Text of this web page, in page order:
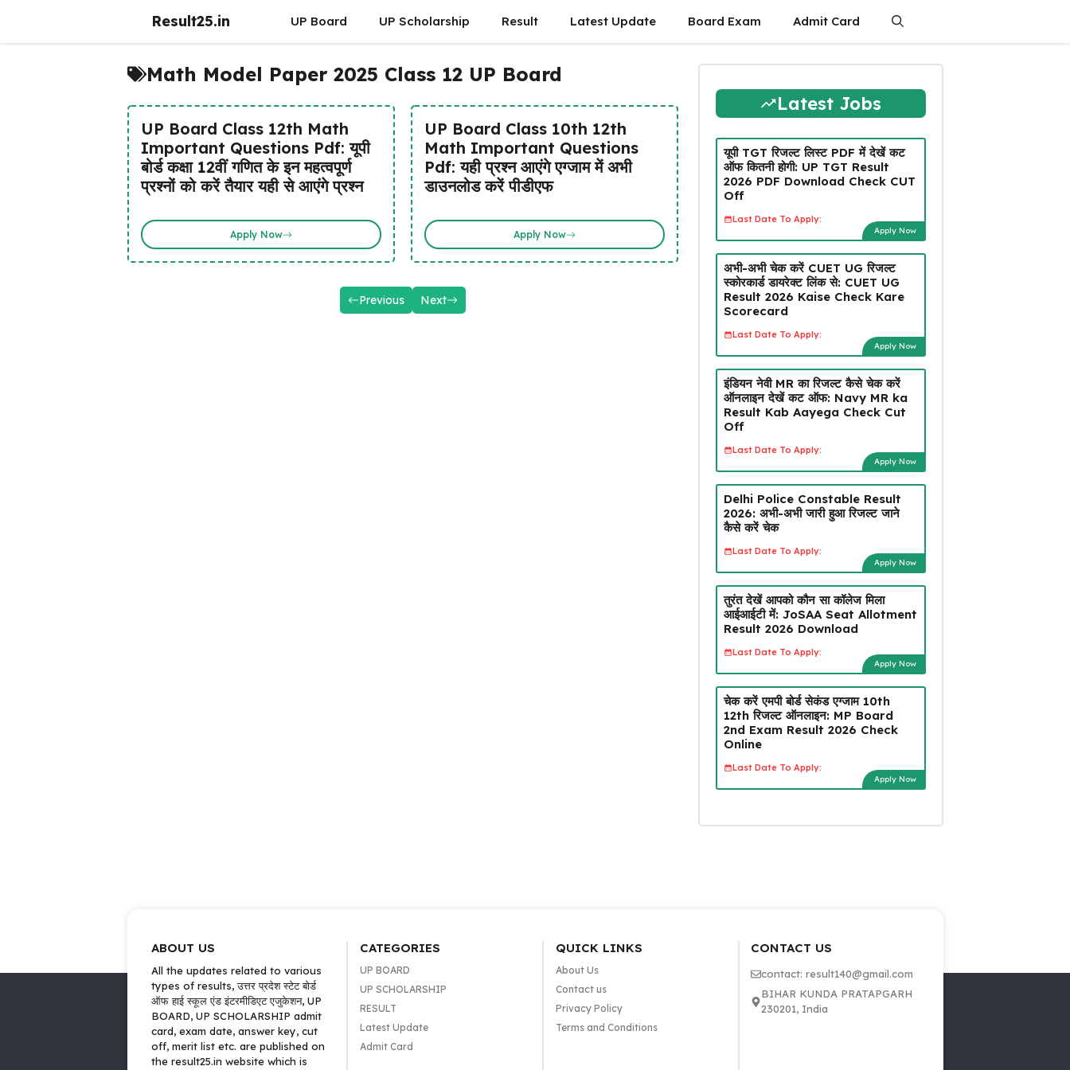
Result25.in UP Board UP Scholarship Result Latest Update Board Exam Admit Card
Math Model Paper 2025 Class 12 UP Board
UP Board Class 12th Math
Important Questions Pdf: यूपी
बोर्ड कक्षा 12वीं गणित के इन महत्वपूर्ण
प्रश्नों को करें तैयार यही से आएंगे प्रश्न
Apply Now
UP Board Class 10th 12th
Math Important Questions
Pdf: यही प्रश्न आएंगे एग्जाम में अभी
डाउनलोड करें पीडीएफ
Apply Now
Previous Next
Latest Jobs
यूपी TGT रिजल्ट लिस्ट PDF में देखें कट
ऑफ कितनी होगी: UP TGT Result
2026 PDF Download Check CUT
Off
Last Date To Apply:
Apply Now
अभी-अभी चेक करें CUET UG रिजल्ट
स्कोरकार्ड डायरेक्ट लिंक से: CUET UG
Result 2026 Kaise Check Kare
Scorecard
Last Date To Apply:
Apply Now
इंडियन नेवी MR का रिजल्ट कैसे चेक करें
ऑनलाइन देखें कट ऑफ: Navy MR ka
Result Kab Aayega Check Cut
Off
Last Date To Apply:
Apply Now
Delhi Police Constable Result
2026: अभी-अभी जारी हुआ रिजल्ट जाने
कैसे करें चेक
Last Date To Apply:
Apply Now
तुरंत देखें आपको कौन सा कॉलेज मिला
आईआईटी में: JoSAA Seat Allotment
Result 2026 Download
Last Date To Apply:
Apply Now
चेक करें एमपी बोर्ड सेकंड एग्जाम 10th
12th रिजल्ट ऑनलाइन: MP Board
2nd Exam Result 2026 Check
Online
Last Date To Apply:
Apply Now
ABOUT US
All the updates related to various
types of results, उत्तर प्रदेश स्टेट बोर्ड
ऑफ हाई स्कूल एंड इंटरमीडिएट एजुकेशन, UP
BOARD, UP SCHOLARSHIP admit
card, exam date, answer key, cut
off, merit list etc. are published on
the result25.in website which is
CATEGORIES
UP BOARD
UP SCHOLARSHIP
RESULT
Latest Update
Admit Card
QUICK LINKS
About Us
Contact us
Privacy Policy
Terms and Conditions
CONTACT US
contact: result140@gmail.com
BIHAR KUNDA PRATAPGARH
230201, India